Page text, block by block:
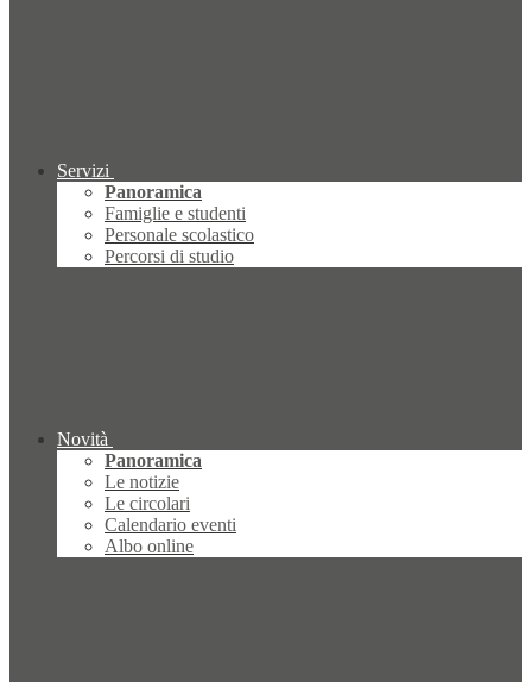
Servizi
Panoramica
Famiglie e studenti
Personale scolastico
Percorsi di studio
Novità
Panoramica
Le notizie
Le circolari
Calendario eventi
Albo online